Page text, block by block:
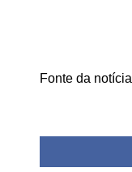
Fonte da notícia